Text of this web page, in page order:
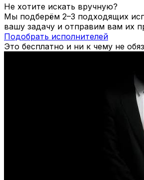
Не хотите искать вручную?
Мы подберём 2–3 подходящих
вашу задачу и отправим вам их
Подобрать исполнителей
Это бесплатно и ни к чему не